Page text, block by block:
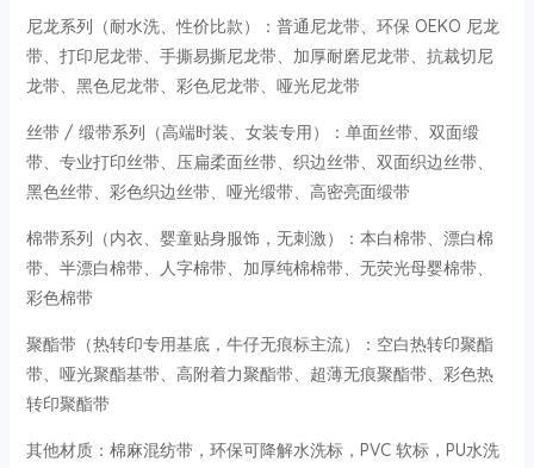
尼龙系列（耐水洗、性价比款）：普通尼龙带、环保 OEKO 尼龙
带、打印尼龙带、手撕易撕尼龙带、加厚耐磨尼龙带、抗裁切尼
龙带、黑色尼龙带、彩色尼龙带、哑光尼龙带
丝带 / 缎带系列（高端时装、女装专用）：单面丝带、双面缎
带、专业打印丝带、压扁柔面丝带、织边丝带、双面织边丝带、
黑色丝带、彩色织边丝带、哑光缎带、高密亮面缎带
棉带系列（内衣、婴童贴身服饰，无刺激）：本白棉带、漂白棉
带、半漂白棉带、人字棉带、加厚纯棉棉带、无荧光母婴棉带、
彩色棉带
聚酯带（热转印专用基底，牛仔无痕标主流）：空白热转印聚酯
带、哑光聚酯基带、高附着力聚酯带、超薄无痕聚酯带、彩色热
转印聚酯带
其他材质：棉麻混纺带，环保可降解水洗标，PVC 软标，PU水洗